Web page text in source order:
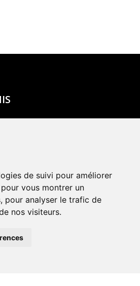
de suivi pour améliorer
vous montrer un
pour analyser le trafic de
nos visiteurs.